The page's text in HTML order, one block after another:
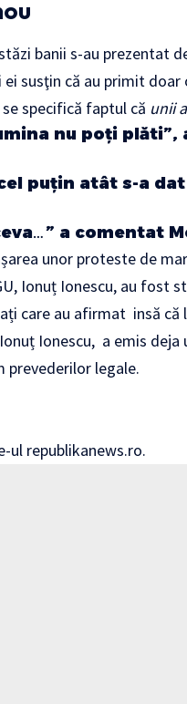
banii s-au prezentat
susţin că au primit
se specifică faptul că unii
nu poți
puțin atât s-a
a comentat
unor proteste de
Ionuț Ionescu, au fost
care au afirmat insă că
Ionescu, a emis
legale.
ul republikanews.ro.